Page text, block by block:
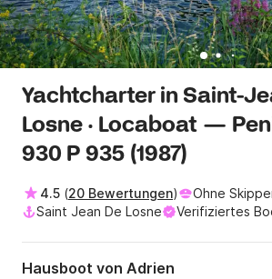
Yachtcharter in Saint-
Losne · Locaboat —
930 P 935 (1987)
4.5 (20 Bewertungen) Ohne
Saint Jean De Losne
Verifiziertes
Hausboot von Adrien